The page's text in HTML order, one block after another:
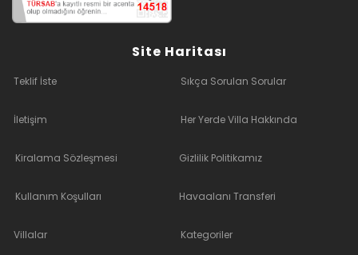
Site Haritası
Teklif İste Sıkça Sorulan Sorular
İletişim Her Yerde Villa Hakkında
Kiralama Sözleşmesi Gizlilik Politikamız
Kullanım Koşulları Havaalanı Transferi
Villalar Kategoriler